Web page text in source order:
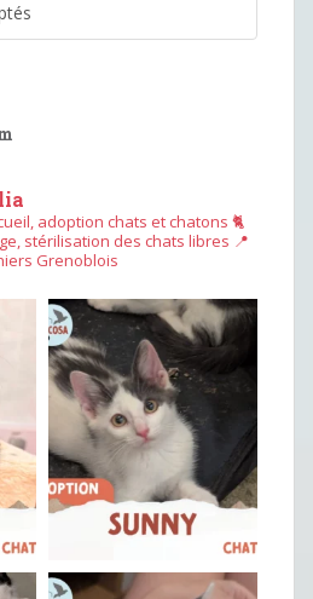
adoption chats et chatons 🐈
stérilisation des chats libres 📍
Grenoblois